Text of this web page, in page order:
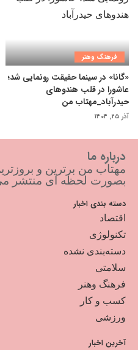
فرهنگ وهنر
«گانا» در سینما حقیقت رونمایی شد؛
عاشورا در قلب هندوهای
حیدرآباد_مهتاب من
آذر ۲۵, ۱۴۰۴
درباره ما
مهتاب من برترین و
بصورت لحظه ای منتشر
دسته بندی اخبار
اقتصاد
تکنولوژی
دسته‌بندی نشده
سلامتی
فرهنگ وهنر
کسب و کار
ورزشی
آخرین اخبار